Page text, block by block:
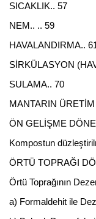
SICAKLIK.. 57
NEM.. .. 59
HAVALANDIRMA..
SİRKÜLASYON
SULAMA.. 70
MANTARIN
ÖN GELİŞME
Kompostun
ÖRTÜ TOPRAĞI
Örtü Toprağının
a) Formaldehit ile